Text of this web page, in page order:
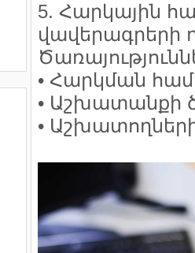
5. Հարկային
վավերագրերի
• Հարկման
• Աշխատանքի
•